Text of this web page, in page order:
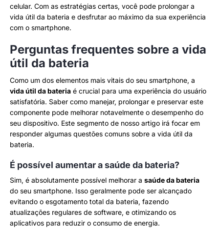
celular. Com as estratégias certas, você pode prolongar a
vida útil da bateria e desfrutar ao máximo da sua experiência
com o smartphone.
Perguntas frequentes sobre a vida
útil da bateria
Como um dos elementos mais vitais do seu smartphone, a
vida útil da bateria é crucial para uma experiência do usuário
satisfatória. Saber como manejar, prolongar e preservar este
componente pode melhorar notavelmente o desempenho do
seu dispositivo. Este segmento de nosso artigo irá focar em
responder algumas questões comuns sobre a vida útil da
bateria.
É possível aumentar a saúde da bateria?
Sim, é absolutamente possível melhorar a saúde da bateria
do seu smartphone. Isso geralmente pode ser alcançado
evitando o esgotamento total da bateria, fazendo
atualizações regulares de software, e otimizando os
aplicativos para reduzir o consumo de energia.